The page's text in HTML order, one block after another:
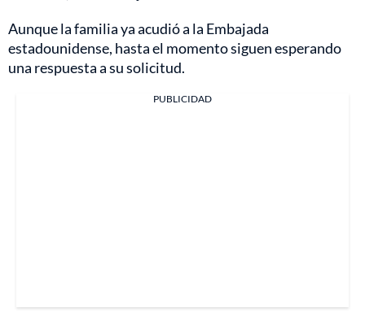
Aunque la familia ya acudió a la Embajada
estadounidense, hasta el momento siguen esperando
una respuesta a su solicitud.
PUBLICIDAD